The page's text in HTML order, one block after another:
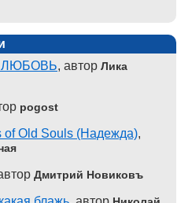
ЛЮБОВЬ, автор Лика
pogost
of Old Souls (Надежда),
Дмитрий Новиковъ